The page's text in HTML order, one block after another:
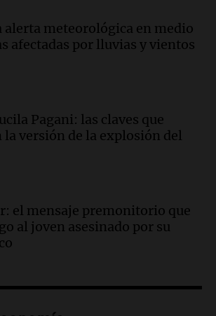
a hombre por simular robo
en San Luis
problemas de fertilidad y la
de millonarios
testimonios clave sobre el
en Villa Dolores
los jueves
alerta meteorológica en medio
afectadas por lluvias y vientos
Pagani: las claves que
versión de la explosión del
el mensaje premonitorio que
al joven asesinado por su